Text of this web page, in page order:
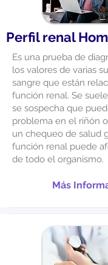
Perfil renal
Es una prueba de
los valores de varias
sangre que están
función renal. Se
se sospecha que
problema en el riñón
un chequeo de salud
función renal puede
de todo el organismo.
Más